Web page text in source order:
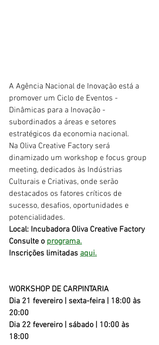
A Agência Nacional de Inovação está a
promover um Ciclo de Eventos -
Dinâmicas para a Inovação -
subordinados a áreas e setores
estratégicos da economia nacional.
Na Oliva Creative Factory será
dinamizado um workshop e focus group
meeting, dedicados às Indústrias
Culturais e Criativas, onde serão
destacados os fatores críticos de
sucesso, desafios, oportunidades e
potencialidades.
Local: Incubadora Oliva Creative Factory
Consulte o programa.
Inscrições limitadas aqui.
WORKSHOP DE CARPINTARIA
Dia 21 fevereiro | sexta-feira | 18:00 às
20:00
Dia 22 fevereiro | sábado | 10:00 às
18:00